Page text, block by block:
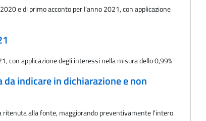
e di primo acconto per l'anno 2021, con applicazione
applicazione degli interessi nella misura dello 0,99%
indicare in dichiarazione e non
alla fonte, maggiorando preventivamente l'intero